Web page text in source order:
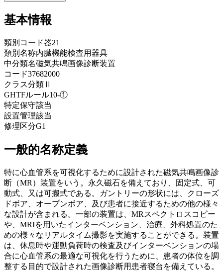
基本情報
類別コード器21
類別名称内臓機能検査用器具
中分類名磁気共鳴画像診断装置
コード37682000
クラス分類 Ⅱ
GHTFルール10-①
特定保守該当
設置管理該当
修理区分G1
一般的名称定義
特に心血管系を可視化するために設計された磁気共鳴画像診
断（MR）装置をいう。永久磁石を備えており、固定式、可
動式、又は可搬式である。ガントリーの形状には、クローズ
ドボア、オープンボア、及び患者に接近するための他の様々
な設計が含まれる。一部の装置は、MRスペクトロスコピー
や、MRIを用いたインターベンション、治療、外科処置のた
めの様々なリアルタイム撮影を実施することができる。装置
は、休息時や運動負荷時の検査及びインターベンションの場
合に心血管系の最適な可視化を行うために、患者の体位を調
整する目的で設計された画像診断用患者寝台を備えている。